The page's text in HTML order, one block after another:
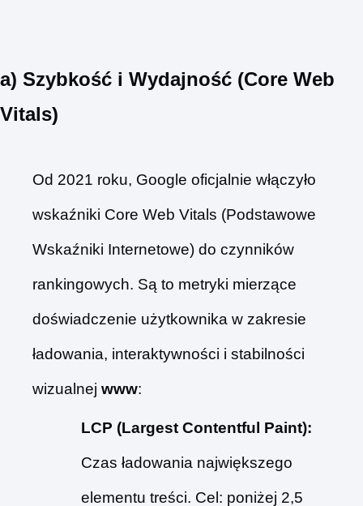
a) Szybkość i Wydajność (Core Web
Vitals)
Od 2021 roku, Google oficjalnie włączyło
wskaźniki Core Web Vitals (Podstawowe
Wskaźniki Internetowe) do czynników
rankingowych. Są to metryki mierzące
doświadczenie użytkownika w zakresie
ładowania, interaktywności i stabilności
wizualnej www:
LCP (Largest Contentful Paint):
Czas ładowania największego
elementu treści. Cel: poniżej 2,5